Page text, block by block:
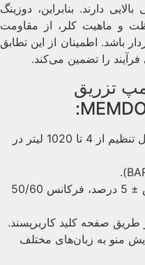
دارند. بنابراین، دوزینگ
و ماهیت کلر، از مقاومت
باشد. اطمینان از این تطابق
را تضمین می‌کند.
تزریق
حداکثر دبی قابل تنظیم از 4 تا 1020 لیتر در
230 ولت با تلرانس ± 5 درصد، فرکانس 50/60
طریق صفحه کلید کاربرپسند.
منو به زبان‌های مختلف